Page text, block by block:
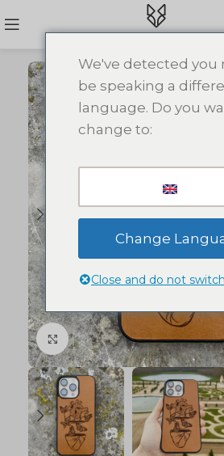
Click to enlarge
We've detected you
be speaking a
language. Do you
change to:
Change
Close and do not